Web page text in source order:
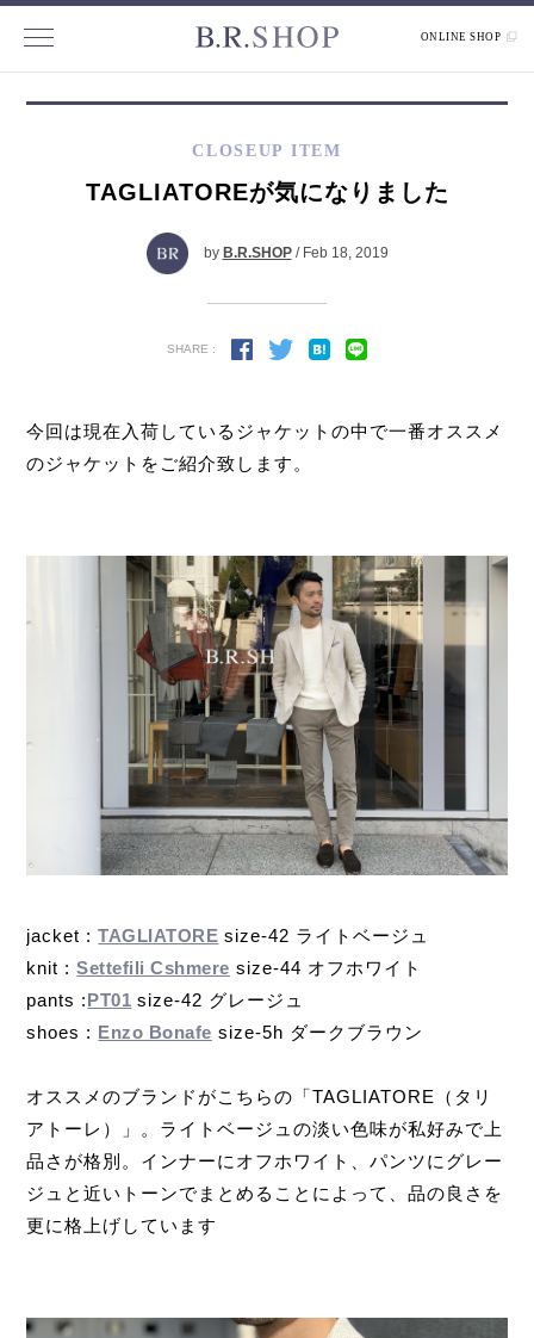
ONLINE SHOP
CLOSEUP ITEM
TAGLIATOREが気になりました
by B.R.SHOP/ Feb 18, 2019
SHARE :
今回は現在入荷しているジャケットの中で一番オススメ
のジャケットをご紹介致します。
jacket :TAGLIATORE size-42 ライトベージュ
knit :Settefili Cshmere size-44 オフホワイト
pants :PT01 size-42 グレージュ
shoes : Enzo Bonafe size-5h ダークブラウン
オススメのブランドがこちらの「TAGLIATORE（タリ
アトーレ）」。ライトベージュの淡い色味が私好みで上
品さが格別。インナーにオフホワイト、パンツにグレー
ジュと近いトーンでまとめることによって、品の良さを
更に格上げしています